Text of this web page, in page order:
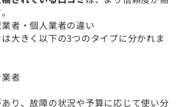
者・個人業者の違い
大きく以下の3つのタイプに分かれま
者
り、故障の状況や予算に応じて使い分